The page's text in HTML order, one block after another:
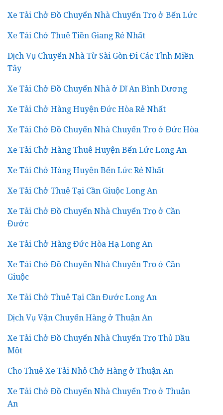
Xe Tải Chở Đồ Chuyển Nhà Chuyển Trọ ở Bến Lức
Xe Tải Chở Thuê Tiền Giang Rẻ Nhất
Dịch Vụ Chuyển Nhà Từ Sài Gòn Đi Các Tỉnh Miền
Tây
Xe Tải Chở Đồ Chuyển Nhà ở Dĩ An Bình Dương
Xe Tải Chở Hàng Huyện Đức Hòa Rẻ Nhất
Xe Tải Chở Đồ Chuyển Nhà Chuyển Trọ ở Đức Hòa
Xe Tải Chở Hàng Thuê Huyện Bến Lức Long An
Xe Tải Chở Hàng Huyện Bến Lức Rẻ Nhất
Xe Tải Chở Thuê Tại Cần Giuộc Long An
Xe Tải Chở Đồ Chuyển Nhà Chuyển Trọ ở Cần
Đước
Xe Tải Chở Hàng Đức Hòa Hạ Long An
Xe Tải Chở Đồ Chuyển Nhà Chuyển Trọ ở Cần
Giuộc
Xe Tải Chở Thuê Tại Cần Đước Long An
Dịch Vụ Vận Chuyển Hàng ở Thuận An
Xe Tải Chở Đồ Chuyển Nhà Chuyển Trọ Thủ Dầu
Một
Cho Thuê Xe Tải Nhỏ Chở Hàng ở Thuận An
Xe Tải Chở Đồ Chuyển Nhà Chuyển Trọ ở Thuận
An